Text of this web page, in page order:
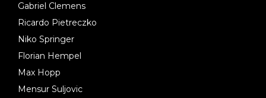
Gabriel Clemens
Ricardo Pietreczko
Niko Springer
Florian Hempel
Max Hopp
Mensur Suljovic